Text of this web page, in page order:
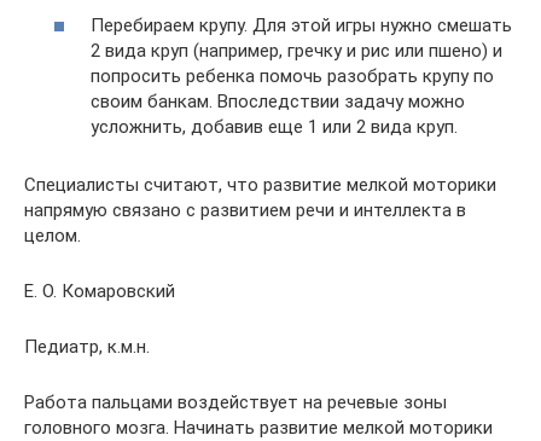
Перебираем крупу. Для этой игры нужно смешать
2 вида круп (например, гречку и рис или пшено) и
попросить ребенка помочь разобрать крупу по
своим банкам. Впоследствии задачу можно
усложнить, добавив еще 1 или 2 вида круп.
Специалисты считают, что развитие мелкой моторики
напрямую связано с развитием речи и интеллекта в
целом.
Е. О. Комаровский
Педиатр, к.м.н.
Работа пальцами воздействует на речевые зоны
головного мозга. Начинать развитие мелкой моторики